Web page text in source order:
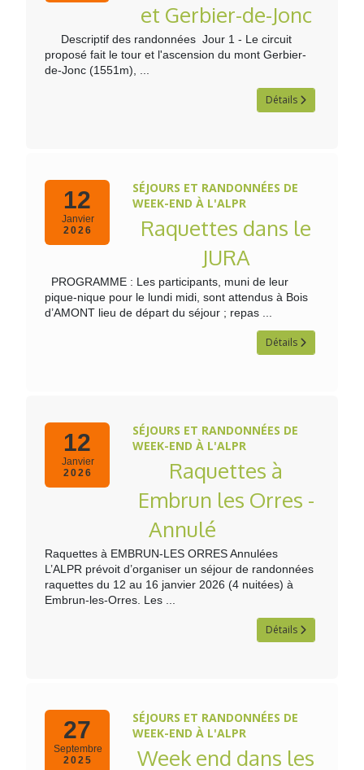
et Gerbier-de-Jonc
Descriptif des randonnées Jour 1 - Le circuit
proposé fait le tour et l'ascension du mont Gerbier-
de-Jonc (1551m), ...
Détails
12
Janvier
2026
SÉJOURS ET RANDONNÉES DE
WEEK-END À L'ALPR
Raquettes dans le
JURA
PROGRAMME : Les participants, muni de leur
pique-nique pour le lundi midi, sont attendus à Bois
d’AMONT lieu de départ du séjour ; repas ...
Détails
12
Janvier
2026
SÉJOURS ET RANDONNÉES DE
WEEK-END À L'ALPR
Raquettes à
Embrun les Orres -
Annulé
Raquettes à EMBRUN-LES ORRES Annulées
L’ALPR prévoit d’organiser un séjour de randonnées
raquettes du 12 au 16 janvier 2026 (4 nuitées) à
Embrun-les-Orres. Les ...
Détails
27
Septembre
2025
SÉJOURS ET RANDONNÉES DE
WEEK-END À L'ALPR
Week end dans les